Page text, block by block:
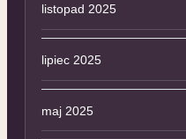
listopad 2025
lipiec 2025
maj 2025